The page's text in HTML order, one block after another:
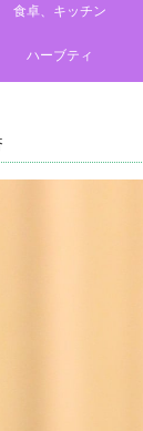
食卓、キッチン
ハーブティ